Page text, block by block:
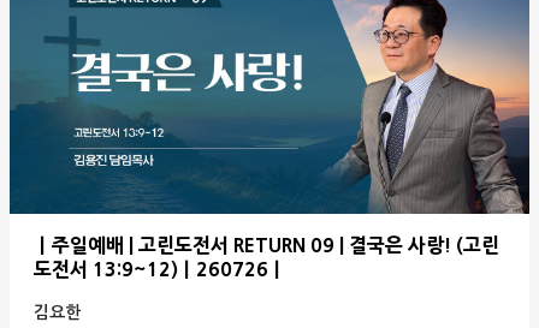
ㅣ주일예배 | 고린도전서 RETURN 09 | 결국은 사랑! (고린
도전서 13:9~12)ㅣ260726ㅣ
김요한